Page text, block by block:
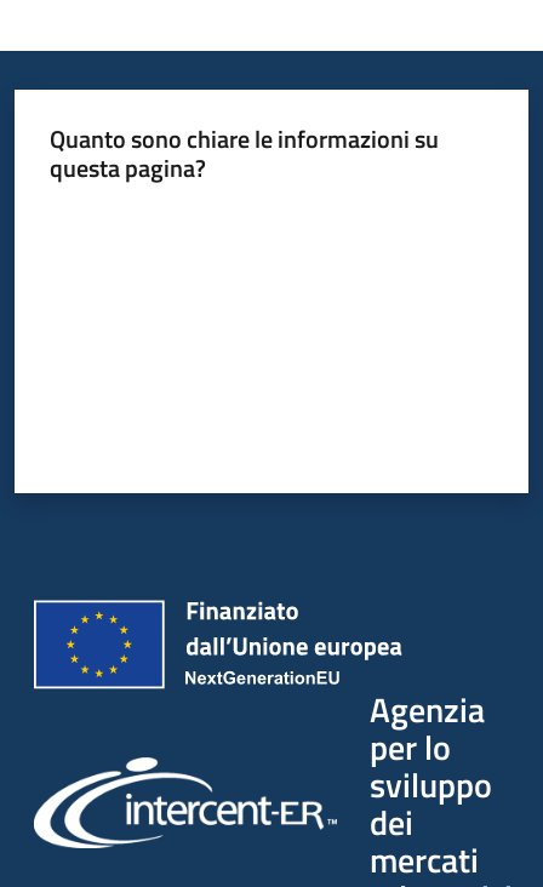
Quanto sono chiare le informazioni su
questa pagina?
Agenzia
per lo
sviluppo
dei
mercati